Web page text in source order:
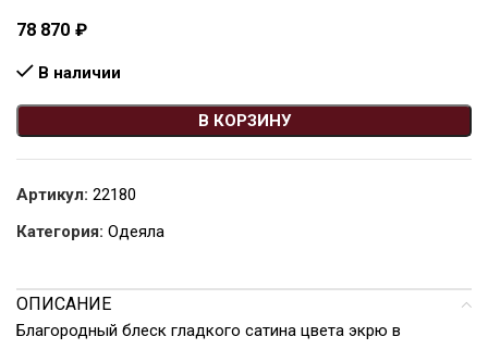
78 870 ₽
В наличии
В КОРЗИНУ
Артикул: 22180
Категория: Одеяла
ОПИСАНИЕ
Благородный блеск гладкого сатина цвета экрю в